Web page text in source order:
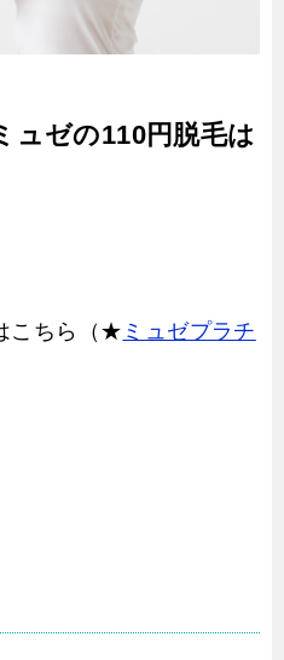
ュゼの110円脱毛は
こちら（★ ミュゼプラチ